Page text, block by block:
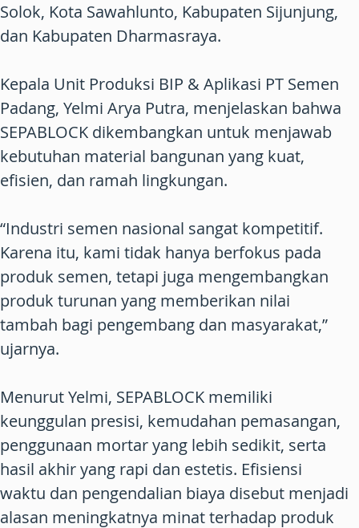
Solok, Kota Sawahlunto, Kabupaten Sijunjung,
dan Kabupaten Dharmasraya.
Kepala Unit Produksi BIP & Aplikasi PT Semen
Padang, Yelmi Arya Putra, menjelaskan bahwa
SEPABLOCK dikembangkan untuk menjawab
kebutuhan material bangunan yang kuat,
efisien, dan ramah lingkungan.
“Industri semen nasional sangat kompetitif.
Karena itu, kami tidak hanya berfokus pada
produk semen, tetapi juga mengembangkan
produk turunan yang memberikan nilai
tambah bagi pengembang dan masyarakat,”
ujarnya.
Menurut Yelmi, SEPABLOCK memiliki
keunggulan presisi, kemudahan pemasangan,
penggunaan mortar yang lebih sedikit, serta
hasil akhir yang rapi dan estetis. Efisiensi
waktu dan pengendalian biaya disebut menjadi
alasan meningkatnya minat terhadap produk